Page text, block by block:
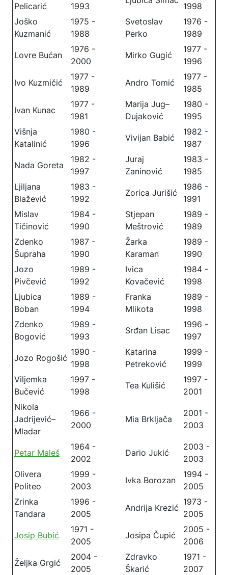
Pelicarić 1993
1998
Joško
Kuzmanić
1975 -
1988
Svetoslav
Perko
1976 -
1989
Lovre Bućan
1976 -
2000
Mirko Gugić
1977 -
1996
Ivo Kuzmičić
1977 -
1989
Andro Tomić
1977 -
1985
Ivan Kunac
1977 -
1981
Marija Jug–
Dujaković
1980 -
1995
Višnja
Katalinić
1980 -
1996
Vivijan Babić
1982 -
1987
Nada Goreta
1982 -
1997
Juraj
Zaninović
1983 -
1985
Ljiljana
Blažević
1983 -
1992
Zorica Jurišić
1986 -
1991
Mislav
Tičinović
1984 -
1990
Stjepan
Meštrović
1989 -
1989
Zdenko
Šupraha
1987 -
1990
Žarka
Karaman
1989 -
1990
Jozo
Pivčević
1989 -
1992
Ivica
Kovačević
1984 -
1998
Ljubica
Boban
1989 -
1994
Franka
Mlikota
1989 -
1998
Zdenko
Bogović
1989 -
1993
Srđan Lisac
1996 -
1997
Jozo Rogošić
1990 -
1998
Katarina
Petreković
1999 -
1999
Viljemka
Bučević
1997 -
1998
Tea Kulišić
1997 -
2001
Nikola
Jadrijević–
Mladar
1966 -
2000
Mia Brkljača
2001 -
2003
Petar Maleš
1964 -
2002
Dario Jukić
2003 -
2003
Olivera
Politeo
1999 -
2003
Ivka Borozan
1994 -
2005
Zrinka
Tandara
1996 -
2005
Andrija Krezić
1973 -
2005
Josip Bubić
1971 -
2005
Josipa Čupić
2005 -
2006
Željka Grgić
2004 -
2005
Zdravko
Škarić
1971 -
2007